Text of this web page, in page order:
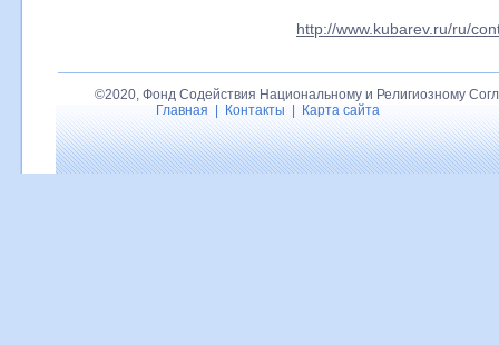
http://www.kubarev.ru/ru/
©2020, Фонд Содействия Национальному и Религиозному
Главная
Контакты Карта сайта